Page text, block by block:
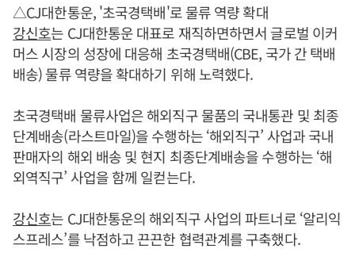
△CJ대한통운, '초국경택배'로 물류 역량 확대
강신호는 CJ대한통운 대표로 재직하면하면서 글로벌 이커
머스 시장의 성장에 대응해 초국경택배(CBE, 국가 간 택배
배송) 물류 역량을 확대하기 위해 노력했다.
초국경택배 물류사업은 해외직구 물품의 국내통관 및 최종
단계배송(라스트마일)을 수행하는 ‘해외직구’ 사업과 국내
판매자의 해외 배송 및 현지 최종단계배송을 수행하는 ‘해
외역직구’ 사업을 함께 일컫는다.
강신호는 CJ대한통운의 해외직구 사업의 파트너로 ‘알리익
스프레스’를 낙점하고 끈끈한 협력관계를 구축했다.